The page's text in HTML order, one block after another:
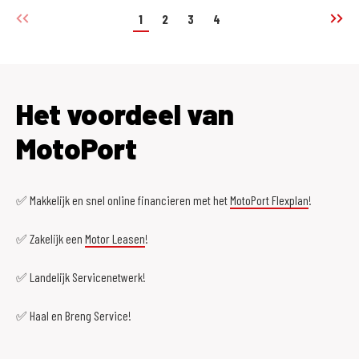
1 2 3 4
Het voordeel van
MotoPort
✅ Makkelijk en snel online financieren met hetMotoPort Flexplan!
✅ Zakelijk een Motor Leasen!
✅ Landelijk Servicenetwerk!
✅ Haal en Breng Service!